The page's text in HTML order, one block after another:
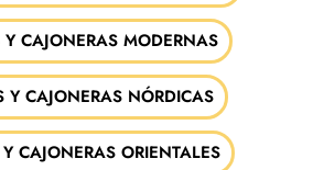
CAJONERAS MODERNAS
Y CAJONERAS NÓRDICAS
CAJONERAS ORIENTALES